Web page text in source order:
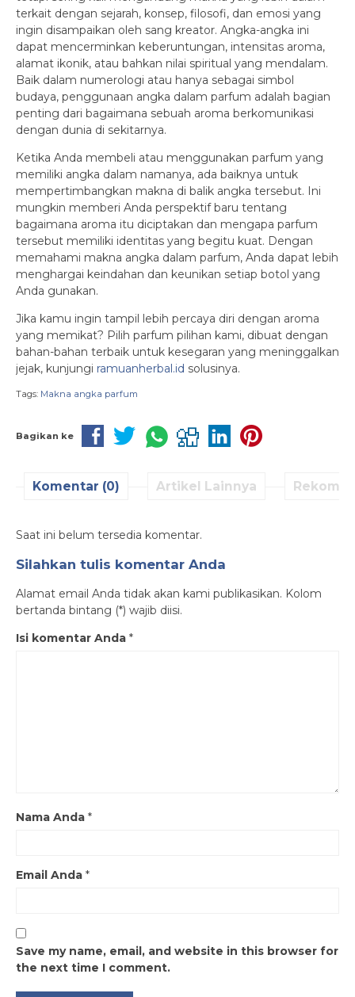
terkait dengan sejarah, konsep, filosofi, dan emosi yang
ingin disampaikan oleh sang kreator. Angka-angka ini
dapat mencerminkan keberuntungan, intensitas aroma,
alamat ikonik, atau bahkan nilai spiritual yang mendalam.
Baik dalam numerologi atau hanya sebagai simbol
budaya, penggunaan angka dalam parfum adalah bagian
penting dari bagaimana sebuah aroma berkomunikasi
dengan dunia di sekitarnya.
Ketika Anda membeli atau menggunakan parfum yang
memiliki angka dalam namanya, ada baiknya untuk
mempertimbangkan makna di balik angka tersebut. Ini
mungkin memberi Anda perspektif baru tentang
bagaimana aroma itu diciptakan dan mengapa parfum
tersebut memiliki identitas yang begitu kuat. Dengan
memahami makna angka dalam parfum, Anda dapat lebih
menghargai keindahan dan keunikan setiap botol yang
Anda gunakan.
Jika kamu ingin tampil lebih percaya diri dengan aroma
yang memikat? Pilih parfum pilihan kami, dibuat dengan
bahan-bahan terbaik untuk kesegaran yang meninggalkan
jejak, kunjungi ramuanherbal.id solusinya.
Tags: Makna angka parfum
Bagikan ke
Komentar (0) Artikel Lainnya
Saat ini belum tersedia komentar.
Silahkan tulis komentar Anda
Alamat email Anda tidak akan kami publikasikan. Kolom
bertanda bintang (*) wajib diisi.
Isi komentar Anda *
Nama Anda *
Email Anda *
Save my name, email, and website in this browser for
the next time I comment.